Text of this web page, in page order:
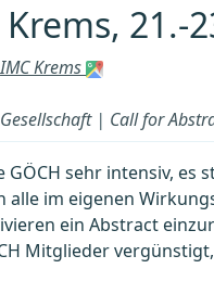
21.-
IMC Krems
| Call for
GÖCH sehr intensiv,
im eigenen
ein Abstract
Mitglieder